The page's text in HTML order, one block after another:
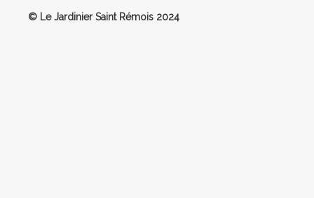
© Le Jardinier Saint Rémois 2024